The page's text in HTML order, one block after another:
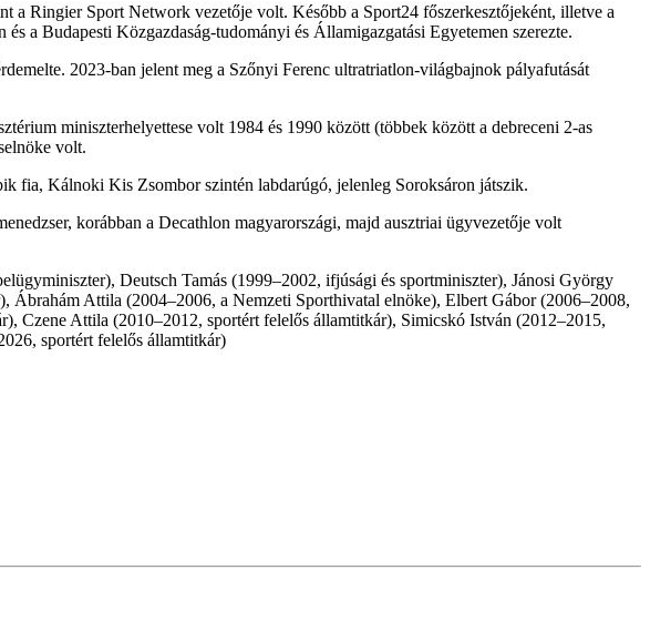
a Ringier Sport Network vezetője volt. Később a Sport24 főszerkesztőjeként, illetve a
a Budapesti Közgazdaság-tudományi és Államigazgatási Egyetemen szerezte.
2023-ban jelent meg a Szőnyi Ferenc ultratriatlon-világbajnok pályafutását
miniszterhelyettese volt 1984 és 1990 között (többek között a debreceni 2-as
volt.
fia, Kálnoki Kis Zsombor szintén labdarúgó, jelenleg Soroksáron játszik.
korábban a Decathlon magyarországi, majd ausztriai ügyvezetője volt
Deutsch Tamás (1999–2002, ifjúsági és sportminiszter), Jánosi György
Ábrahám Attila (2004–2006, a Nemzeti Sporthivatal elnöke), Elbert Gábor (2006–2008,
Czene Attila (2010–2012, sportért felelős államtitkár), Simicskó István (2012–2015,
sportért felelős államtitkár)